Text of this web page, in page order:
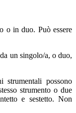
o in duo. Può essere
un singolo/a, o duo,
strumentali possono
strumento o due
e sestetto. Non